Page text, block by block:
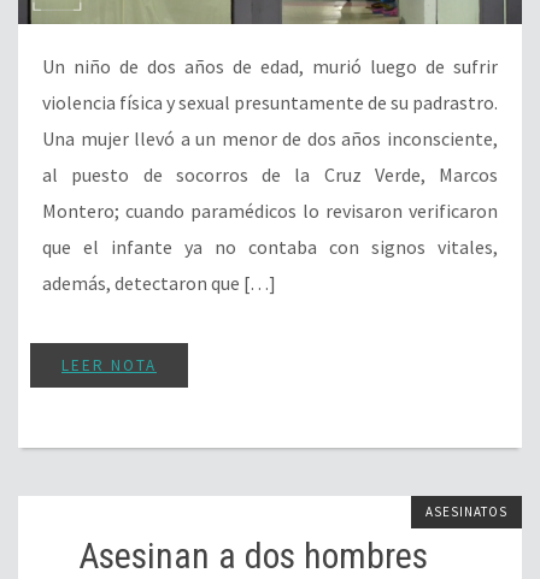
Un niño de dos años de edad, murió luego de sufrir
violencia física y sexual presuntamente de su padrastro.
Una mujer llevó a un menor de dos años inconsciente,
al puesto de socorros de la Cruz Verde, Marcos
Montero; cuando paramédicos lo revisaron verificaron
que el infante ya no contaba con signos vitales,
además, detectaron que […]
LEER NOTA
ASESINATOS
Asesinan a dos hombres